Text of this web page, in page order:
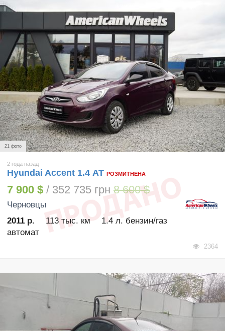
21 фото
2 года назад
Hyundai Accent 1.4 АТ РОЗМИТНЕНА
7 900 $ / 352 735 грн 8 600 $
Черновцы
2011 р.
113 тыс. км
1.4 л. бензин/газ
автомат
2364